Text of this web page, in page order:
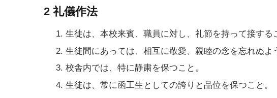
2 礼儀作法
生徒は、本校来賓、職員に対し、礼節を持って接する
生徒間にあっては、相互に敬愛、親睦の念を忘れぬよ
校舎内では、特に静粛を保つこと。
生徒は、常に函工生としての誇りと品位を保つこと。